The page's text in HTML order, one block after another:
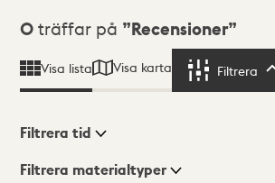
Sökresultat
0 träffar på Recensioner
Visa lista Visa karta Filtrera
Visningsläge
Filtrera tid
Filtrera materialtyper